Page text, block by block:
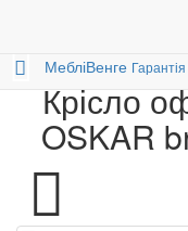
МебліВенге Гарантія
Крісло
OSKAR